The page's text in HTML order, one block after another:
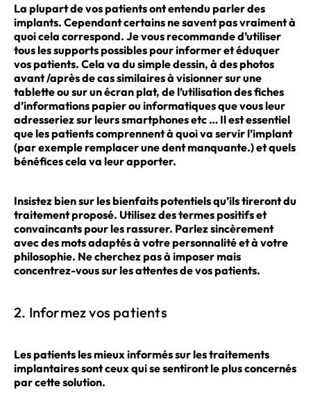
La plupart de vos patients ont entendu parler des
implants. Cependant certains ne savent pas vraiment à
quoi cela correspond. Je vous recommande d’utiliser
tous les supports possibles pour informer et éduquer
vos patients. Cela va du simple dessin, à des photos
avant /après de cas similaires à visionner sur une
tablette ou sur un écran plat, de l’utilisation des fiches
d’informations papier ou informatiques que vous leur
adresseriez sur leurs smartphones etc … Il est essentiel
que les patients comprennent à quoi va servir l’implant
(par exemple remplacer une dent manquante.) et quels
bénéfices cela va leur apporter.
Insistez bien sur les bienfaits potentiels qu’ils tireront du
traitement proposé. Utilisez des termes positifs et
convaincants pour les rassurer. Parlez sincèrement
avec des mots adaptés à votre personnalité et à votre
philosophie. Ne cherchez pas à imposer mais
concentrez-vous sur les attentes de vos patients.
2. Informez vos patients
Les patients les mieux informés sur les traitements
implantaires sont ceux qui se sentiront le plus concernés
par cette solution.